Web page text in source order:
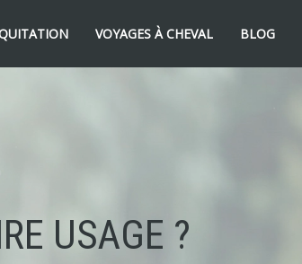
VOYAGES À CHEVAL BLOG
USAGE ?